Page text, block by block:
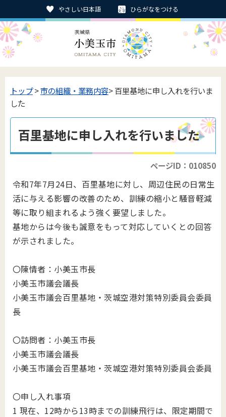
やさしい日本語 ひらがなをつける
トップ>市の組織・業務内容> 百里基地に申し入れを行いま
した
百里基地に申し入れを行いました
ページID：010850
令和7年7月24日、百里基地に対し、周辺住民の日常生
活に与える影響の改善のため、訓練の縮小と騒音軽減
等に取り組まれるよう強く要望しました。
基地からは今後も誠意をもって対応していくとの回答
が示されました。
〇陳情者：小美玉市長
小美玉市議会議長
小美玉市議会百里基地・茨城空港対策特別委員会委員
長
〇訪問者：小美玉市長
小美玉市議会議長
小美玉市議会百里基地・茨城空港対策特別委員会委員
〇申し入れ事項
1 現在、12時から13時までの訓練飛行は、限定期間で